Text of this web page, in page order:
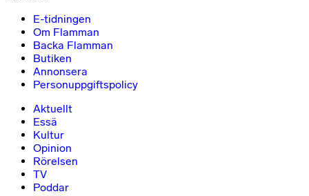
E-tidningen
Om Flamman
Backa Flamman
Butiken
Annonsera
Personuppgiftspolicy
Aktuellt
Essä
Kultur
Opinion
Rörelsen
TV
Poddar